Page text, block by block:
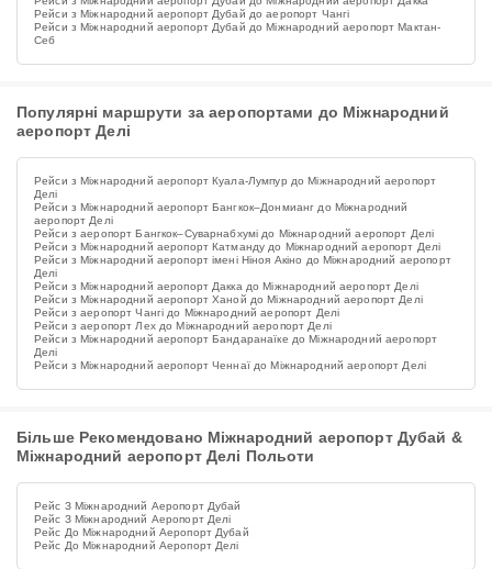
Рейси з Міжнародний аеропорт Дубай до аеропорт Чангі
Рейси з Міжнародний аеропорт Дубай до Міжнародний аеропорт Мактан-
Себ
Популярні маршрути за аеропортами до Міжнародний
аеропорт Делі
Рейси з Міжнародний аеропорт Куала-Лумпур до Міжнародний аеропорт
Делі
Рейси з Міжнародний аеропорт Бангкок–Донмианг до Міжнародний
аеропорт Делі
Рейси з аеропорт Бангкок–Суварнабхумі до Міжнародний аеропорт Делі
Рейси з Міжнародний аеропорт Катманду до Міжнародний аеропорт Делі
Рейси з Міжнародний аеропорт імені Ніноя Акіно до Міжнародний аеропорт
Делі
Рейси з Міжнародний аеропорт Дакка до Міжнародний аеропорт Делі
Рейси з Міжнародний аеропорт Ханой до Міжнародний аеропорт Делі
Рейси з аеропорт Чангі до Міжнародний аеропорт Делі
Рейси з аеропорт Лех до Міжнародний аеропорт Делі
Рейси з Міжнародний аеропорт Бандаранаїке до Міжнародний аеропорт
Делі
Рейси з Міжнародний аеропорт Ченнаї до Міжнародний аеропорт Делі
Більше Рекомендовано Міжнародний аеропорт Дубай &
Міжнародний аеропорт Делі Польоти
Рейс З Міжнародний Аеропорт Дубай
Рейс З Міжнародний Аеропорт Делі
Рейс До Міжнародний Аеропорт Дубай
Рейс До Міжнародний Аеропорт Делі